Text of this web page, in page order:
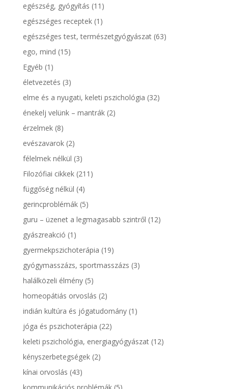
egészség, gyógyítás (11)
egészséges receptek(1)
egészséges test, természetgyógyászat(63)
ego, mind (15)
Egyéb (1)
életvezetés (3)
elme és a nyugati, keleti pszichológia (32)
énekelj velünk – mantrák(2)
érzelmek(8)
evészavarok(2)
félelmek nélkül (3)
Filozófiai cikkek(211)
függőség nélkül (4)
gerincproblémák(5)
guru – üzenet a legmagasabb szintről (12)
gyászreakció (1)
gyermekpszichoterápia (19)
gyógymasszázs, sportmasszázs (3)
halálközeli élmény(5)
homeopátiás orvoslás (2)
indián kultúra és jógatudomány(1)
jóga és pszichoterápia (22)
keleti pszichológia, energiagyógyászat(12)
kényszerbetegségek(2)
kínai orvoslás (43)
kommunikációs problémák(5)